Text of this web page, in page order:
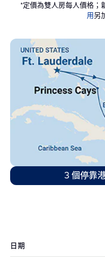
*定價為雙人房每人價格；
用另
3 個停靠
日期